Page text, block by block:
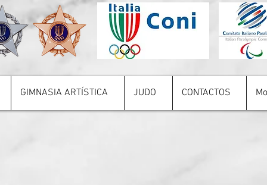
GIMNASIA ARTÍSTICA JUDO CONTACTOS